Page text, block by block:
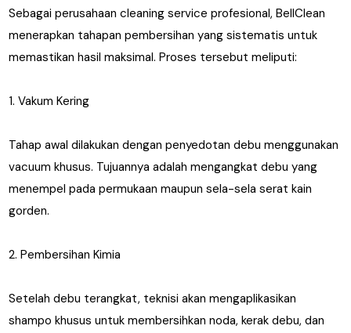
Sebagai perusahaan cleaning service profesional, BellClean
menerapkan tahapan pembersihan yang sistematis untuk
memastikan hasil maksimal. Proses tersebut meliputi:
1. Vakum Kering
Tahap awal dilakukan dengan penyedotan debu menggunakan
vacuum khusus. Tujuannya adalah mengangkat debu yang
menempel pada permukaan maupun sela-sela serat kain
gorden.
2. Pembersihan Kimia
Setelah debu terangkat, teknisi akan mengaplikasikan
shampo khusus untuk membersihkan noda, kerak debu, dan